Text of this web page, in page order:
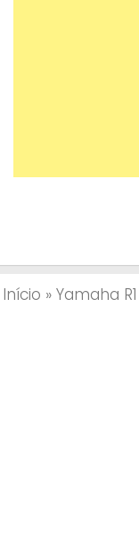
Início » Yamaha